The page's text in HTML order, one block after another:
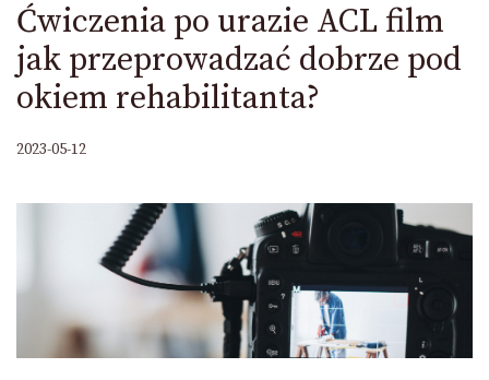
Ćwiczenia po urazie ACL film
jak przeprowadzać dobrze pod
okiem rehabilitanta?
2023-05-12